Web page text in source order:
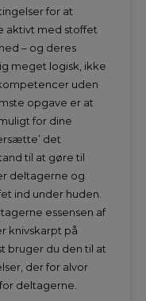
for at
aktivt med stoffet
– og deres
meget logisk, ikke
uden
opgave er at
for dine
det
til at gøre til
deltagerne og
ind under huden.
essensen af
knivskarpt på
bruger du den til at
der for alvor
deltagerne.